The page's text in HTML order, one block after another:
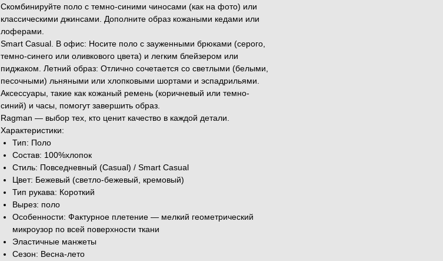
Скомбинируйте поло с темно-синими чиносами (как на фото) или
классическими джинсами. Дополните образ кожаными кедами или
лоферами.
Smart Casual. В офис: Носите поло с зауженными брюками (серого,
темно-синего или оливкового цвета) и легким блейзером или
пиджаком. Летний образ: Отлично сочетается со светлыми (белыми,
песочными) льняными или хлопковыми шортами и эспадрильями.
Аксессуары, такие как кожаный ремень (коричневый или темно-
синий) и часы, помогут завершить образ.
Ragman — выбор тех, кто ценит качество в каждой детали.
Характеристики:
Тип: Поло
Состав: 100%хлопок
Стиль: Повседневный (Casual) / Smart Casual
Цвет: Бежевый (светло-бежевый, кремовый)
Тип рукава: Короткий
Вырез: поло
Особенности: Фактурное плетение — мелкий геометрический
микроузор по всей поверхности ткани
Эластичные манжеты
Сезон: Весна-лето